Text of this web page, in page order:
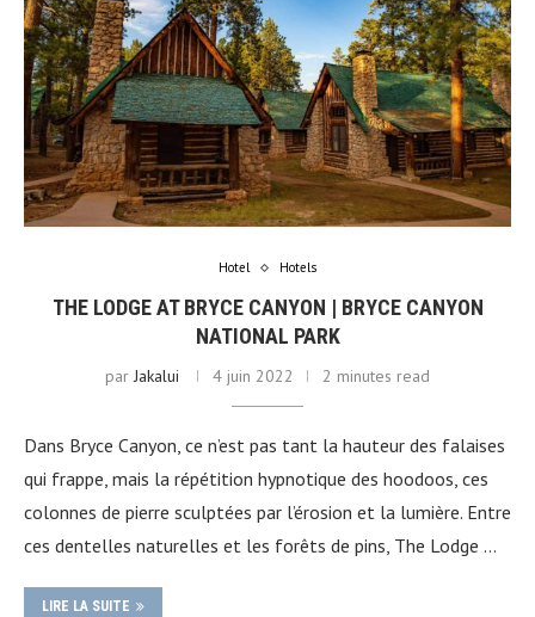
Hotel Hotels
THE LODGE AT BRYCE CANYON | BRYCE CANYON
NATIONAL PARK
par Jakalui 4 juin 2022 2 minutes read
Dans Bryce Canyon, ce n’est pas tant la hauteur des falaises
qui frappe, mais la répétition hypnotique des hoodoos, ces
colonnes de pierre sculptées par l’érosion et la lumière. Entre
ces dentelles naturelles et les forêts de pins, The Lodge …
LIRE LA SUITE